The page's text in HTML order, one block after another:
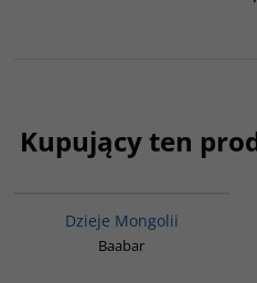
Kupujący ten
Dzieje Mongolii
Baabar